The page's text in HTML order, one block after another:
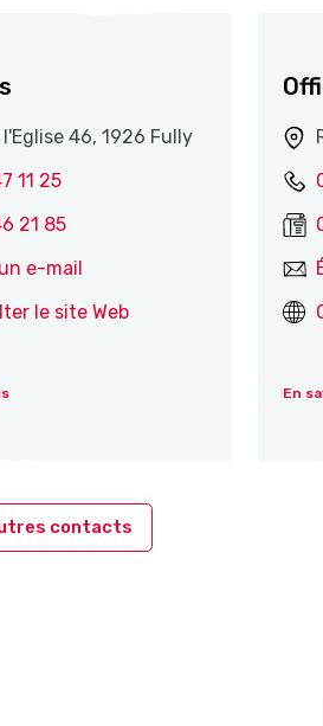
46, 1926 Fully
11 25
21 85
e-mail
le site Web
En
contacts